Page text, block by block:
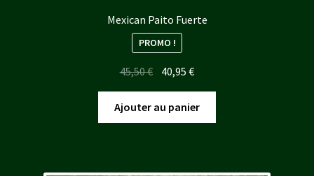
Mexican Paito Fuerte
PROMO !
45,50€ Le
prix
initial
était :
40,95€Le
prix
actuel
est :
Ajouter au panier